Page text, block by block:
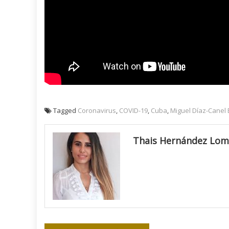
Tagged Coronavirus, COVID-19, Cuba, Miguel Díaz-Canel
Thais Hernández